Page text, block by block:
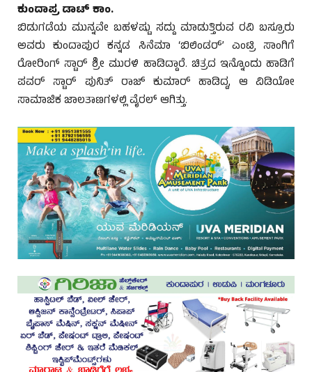
ಕುಂದಾಪ್ರ ಡಾಟ್ ಕಾಂ.
ಬಿಡುಗಡೆಯ ಮುನ್ನವೇ ಬಹಳಷ್ಟು ಸದ್ದು ಮಾಡುತ್ತಿರುವ ರವಿ ಬಸ್ರೂರು
ಅವರು ಕುಂದಾಪುರ ಕನ್ನಡ ಸಿನೆಮಾ ‘ಬಿಲಿಂಡರ್’ ಎಂಟ್ರಿ ಸಾಂಗಿಗೆ
ರೋರಿಂಗ್ ಸ್ಟಾರ್ ಶ್ರೀ ಮುರಳಿ ಹಾಡಿದ್ದಾರೆ. ಚಿತ್ರದ ಇನ್ನೊಂದು ಹಾಡಿಗೆ
ಪವರ್ ಸ್ಟಾರ್ ಪುನಿತ್ ರಾಜ್ ಕುಮಾರ್ ಹಾಡಿದ್ದ, ಆ ವಿಡಿಯೋ
ಸಾಮಾಜಿಕ ಜಾಲತಾಣಗಳಲ್ಲಿ ವೈರಲ್ ಆಗಿತ್ತು.